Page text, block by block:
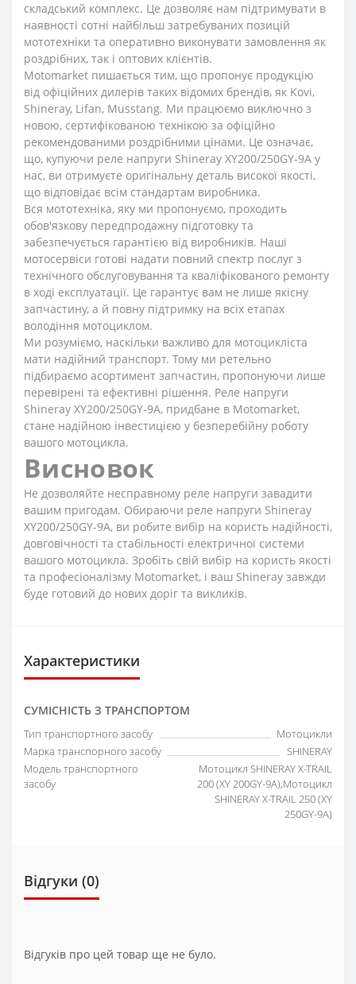
складський комплекс. Це дозволяє нам підтримувати в
наявності сотні найбільш затребуваних позицій
мототехніки та оперативно виконувати замовлення як
роздрібних, так і оптових клієнтів.
Motomarket пишається тим, що пропонує продукцію
від офіційних дилерів таких відомих брендів, як Kovi,
Shineray, Lifan, Musstang. Ми працюємо виключно з
новою, сертифікованою технікою за офіційно
рекомендованими роздрібними цінами. Це означає,
що, купуючи реле напруги Shineray XY200/250GY-9A у
нас, ви отримуєте оригінальну деталь високої якості,
що відповідає всім стандартам виробника.
Вся мототехніка, яку ми пропонуємо, проходить
обов'язкову передпродажну підготовку та
забезпечується гарантією від виробників. Наші
мотосервіси готові надати повний спектр послуг з
технічного обслуговування та кваліфікованого ремонту
в ході експлуатації. Це гарантує вам не лише якісну
запчастину, а й повну підтримку на всіх етапах
володіння мотоциклом.
Ми розуміємо, наскільки важливо для мотоцикліста
мати надійний транспорт. Тому ми ретельно
підбираємо асортимент запчастин, пропонуючи лише
перевірені та ефективні рішення. Реле напруги
Shineray XY200/250GY-9A, придбане в Motomarket,
стане надійною інвестицією у безперебійну роботу
вашого мотоцикла.
Висновок
Не дозволяйте несправному реле напруги завадити
вашим пригодам. Обираючи реле напруги Shineray
XY200/250GY-9A, ви робите вибір на користь надійності,
довговічності та стабільності електричної системи
вашого мотоцикла. Зробіть свій вибір на користь якості
та професіоналізму Motomarket, і ваш Shineray завжди
буде готовий до нових доріг та викликів.
Характеристики
СУМІСНІСТЬ З ТРАНСПОРТОМ
Тип транспортного засобу
Мотоцикли
Марка транспорного засобу
SHINERAY
Модель транспортного
засобу
Мотоцикл SHINERAY X-TRAIL
200 (XY 200GY-9A),Мотоцикл
SHINERAY X-TRAIL 250 (XY
250GY-9A)
Відгуки (0)
Відгуків про цей товар ще не було.